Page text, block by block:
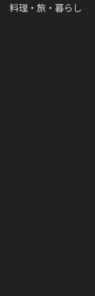
料理・旅・暮らし